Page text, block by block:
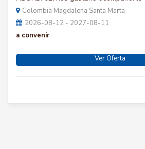
Colombia Magdalena Santa Marta
2026-08-12 - 2027-08-11
a convenir
Ver Oferta